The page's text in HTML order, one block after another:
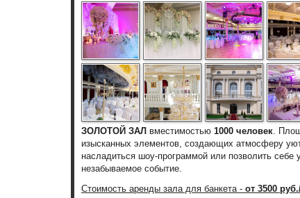
ЗОЛОТОЙ ЗАЛ вместимостью 1000 человек.
изысканных элементов, создающих атмосферу
насладиться шоу-программой или позволить
незабываемое событие.
Стоимость аренды зала для банкета - от 3500